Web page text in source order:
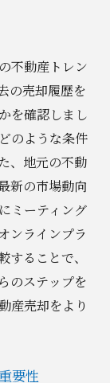
里町新川
イント
つける
生市新里町
不動産トレン
の売却履歴を
を確認しまし
のような条件
、地元の不動
新の市場動向
ミーティング
ンラインプラ
ることで、
のステップを
産売却をより
要性